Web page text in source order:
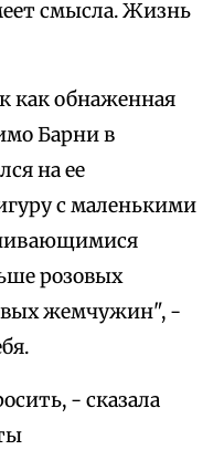
смысла. Жизнь
как обнаженная
Барни в
на ее
с маленькими
розовых
жемчужин", -
- сказала